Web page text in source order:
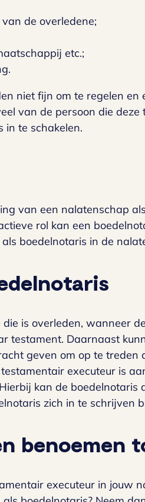
de overledene;
etc.;
niet fijn om te regelen
van de persoon die
in te schakelen.
van een nalatenschap
rol kan een
boedelnotaris in de
is overleden, wanneer
Daarnaast
geven om op te treden
executeur is
kan de
zich in te schrijven
benoemen
executeur in jouw